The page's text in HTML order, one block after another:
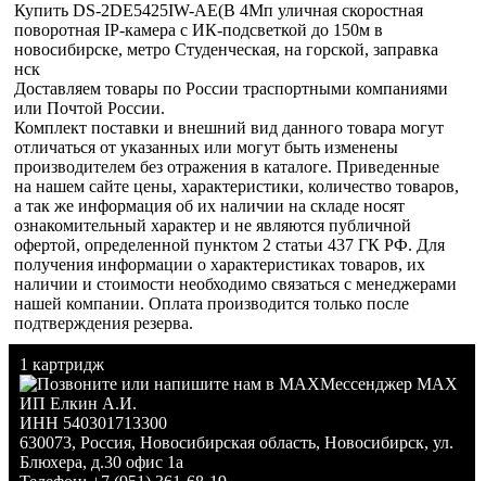
Купить DS-2DE5425IW-AE(B 4Мп уличная скоростная
поворотная IP-камера с ИК-подсветкой до 150м в
новосибирске, метро Студенческая, на горской, заправка
нск
Доставляем товары по России траспортными компаниями
или Почтой России.
Комплект поставки и внешний вид данного товара могут
отличаться от указанных или могут быть изменены
производителем без отражения в каталоге. Приведенные
на нашем сайте цены, характеристики, количество товаров,
а так же информация об их наличии на складе носят
ознакомительный характер и не являются публичной
офертой, определенной пунктом 2 статьи 437 ГК РФ. Для
получения информации о характеристиках товаров, их
наличии и стоимости необходимо связаться с менеджерами
нашей компании. Оплата производится только после
подтверждения резерва.
1 картридж
Мессенджер MAX
ИП Елкин А.И.
ИНН 540301713300
630073, Россия, Новосибирская область, Новосибирск, ул.
Блюхера, д.30 офис 1а